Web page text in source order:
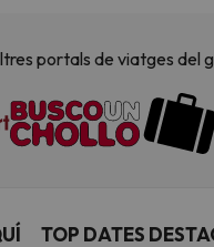
portals de viatges del
TOP DATES